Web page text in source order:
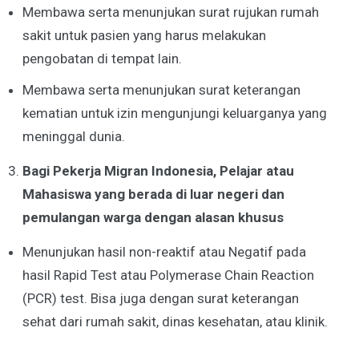
Membawa serta menunjukan surat rujukan rumah
sakit untuk pasien yang harus melakukan
pengobatan di tempat lain.
Membawa serta menunjukan surat keterangan
kematian untuk izin mengunjungi keluarganya yang
meninggal dunia.
Bagi Pekerja Migran Indonesia, Pelajar atau
Mahasiswa yang berada di luar negeri dan
pemulangan warga dengan alasan khusus
Menunjukan hasil non-reaktif atau Negatif pada
hasil Rapid Test atau Polymerase Chain Reaction
(PCR) test. Bisa juga dengan surat keterangan
sehat dari rumah sakit, dinas kesehatan, atau klinik.